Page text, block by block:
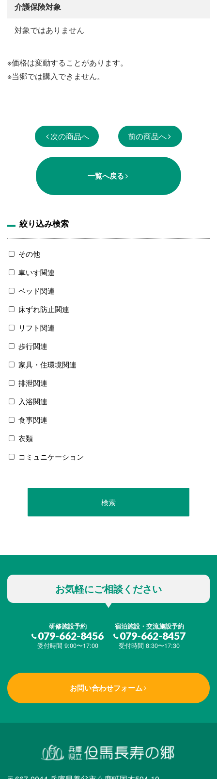
介護保険対象
対象ではありません
※価格は変動することがあります。
※当郷では購入できません。
次の商品へ 前の商品へ
一覧へ戻る
絞り込み検索
その他
車いす関連
ベッド関連
床ずれ防止関連
リフト関連
歩行関連
家具・住環境関連
排泄関連
入浴関連
食事関連
衣類
コミュニケーション
お気軽にご相談ください
研修施設予約
079-662-8456
受付時間 9:00〜17:00
宿泊施設・交流施設予約
079-662-8457
受付時間 8:30〜17:30
お問い合わせフォーム